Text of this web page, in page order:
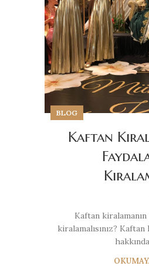
BLOG
Kaftan
Kaftan
kiralamalısınız?